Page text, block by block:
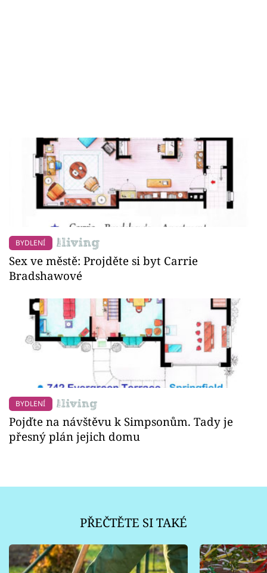
BYDLENÍ
Sex ve městě: Projděte si byt Carrie
Bradshawové
BYDLENÍ
Pojďte na návštěvu k Simpsonům. Tady je
přesný plán jejich domu
PŘEČTĚTE SI TAKÉ